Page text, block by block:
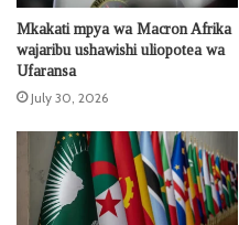
Mkakati mpya wa Macron Afrika
wajaribu ushawishi uliopotea wa
Ufaransa
July 30, 2026